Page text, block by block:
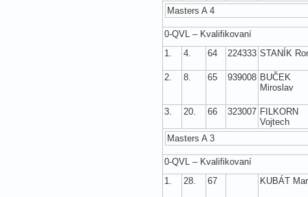
Masters A 4
0-QVL – Kvalifikovaní
1.
4. 64 224333 STANÍK
2. 8. 65 939008 BUČEK
Miroslav
3. 20. 66 323007 FILKORN
Vojtech
Masters A 3
0-QVL – Kvalifikovaní
1.
28. 67 KUBÁT